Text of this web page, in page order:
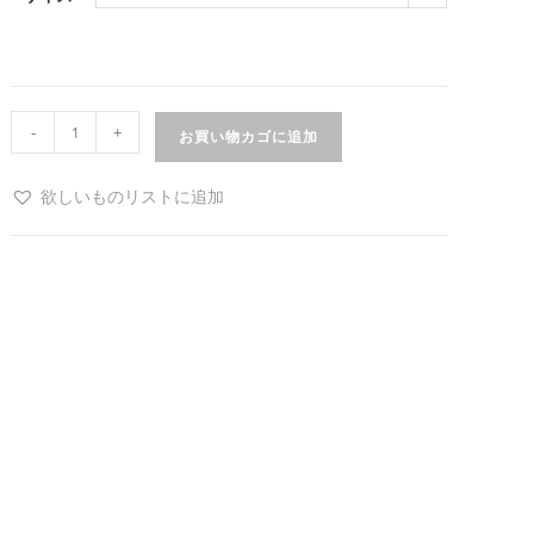
- + お買い物カゴに追加
欲しいものリストに追加